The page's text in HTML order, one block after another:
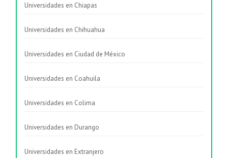
Universidades en Chiapas
Universidades en Chihuahua
Universidades en Ciudad de México
Universidades en Coahuila
Universidades en Colima
Universidades en Durango
Universidades en Extranjero